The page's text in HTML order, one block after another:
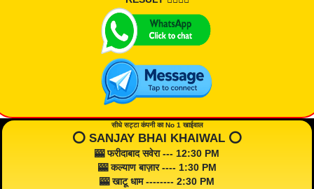
सीधे सट्टा कंपनी का No 1 खाईवाल
⭕️ SANJAY BHAI KHAIWAL ⭕️
🎰 फरीदाबाद सवेरा --- 12:30 PM
🎰 कल्याण बाज़ार ---- 1:30 PM
🎰 खाटू धाम -------- 2:30 PM